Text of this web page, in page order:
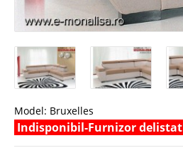
Model: Bruxelles
Indisponibil-Furnizor delistat